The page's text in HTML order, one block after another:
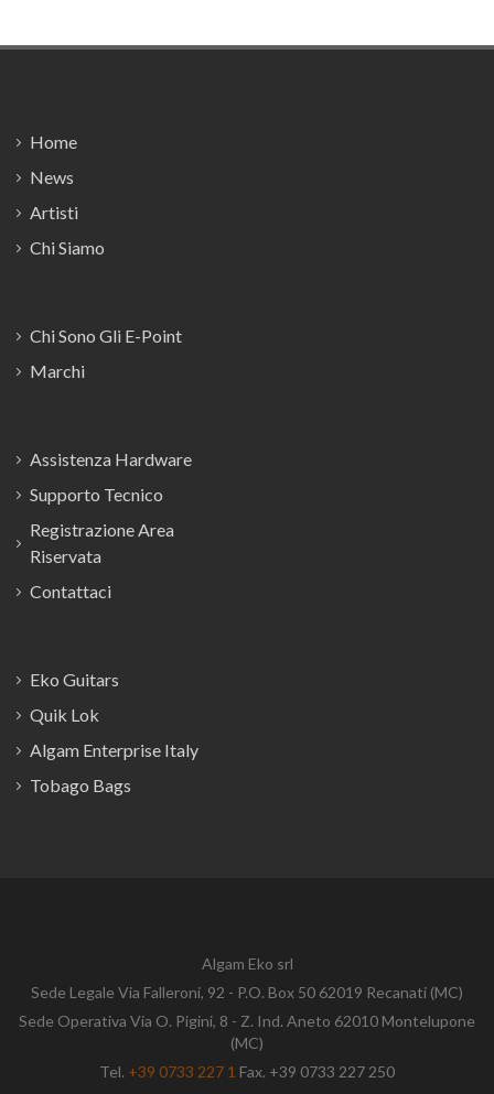
Home
News
Artisti
Chi Siamo
Chi Sono Gli E-Point
Marchi
Assistenza Hardware
Supporto Tecnico
Registrazione Area
Riservata
Contattaci
Eko Guitars
Quik Lok
Algam Enterprise Italy
Tobago Bags
Algam Eko srl
Sede Legale Via Falleroni, 92 - P.O. Box 50 62019 Recanati (MC)
Sede Operativa Via O. Pigini, 8 - Z. Ind. Aneto 62010 Montelupone
(MC)
Tel. +39 0733 227 1 Fax. +39 0733 227 250